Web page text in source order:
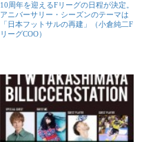
10周年を迎えるFリーグの日程が決定。
アニバーサリー・シーズンのテーマは
「日本フットサルの再建」（小倉純二F
リーグCOO）